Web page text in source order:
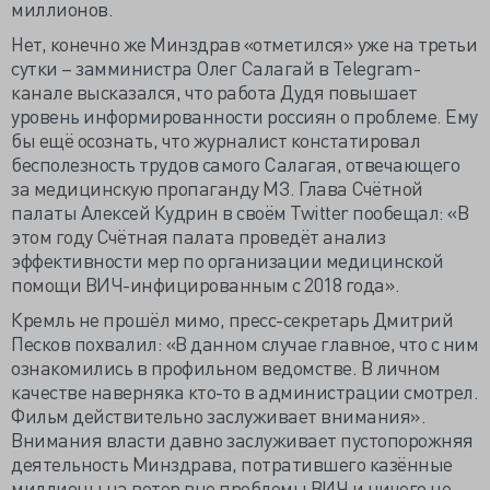
миллионов.
Нет, конечно же Минздрав «отметился» уже на третьи
сутки – замминистра Олег Салагай в Telegram-
канале высказался, что работа Дудя повышает
уровень информированности россиян о проблеме. Ему
бы ещё осознать, что журналист констатировал
бесполезность трудов самого Салагая, отвечающего
за медицинскую пропаганду МЗ. Глава Счётной
палаты Алексей Кудрин в своём Twitter пообещал: «В
этом году Счётная палата проведёт анализ
эффективности мер по организации медицинской
помощи ВИЧ-инфицированным с 2018 года».
Кремль не прошёл мимо, пресс-секретарь Дмитрий
Песков похвалил: «В данном случае главное, что с ним
ознакомились в профильном ведомстве. В личном
качестве наверняка кто-то в администрации смотрел.
Фильм действительно заслуживает внимания».
Внимания власти давно заслуживает пустопорожняя
деятельность Минздрава, потратившего казённые